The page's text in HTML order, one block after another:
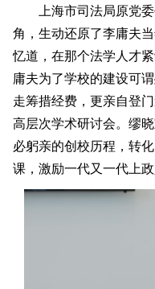
上海市司法局原党
角，生动还原了李庸夫
忆道，在那个法学人才
庸夫为了学校的建设可
走筹措经费，更亲自登
高层次学术研讨会。缪
必躬亲的创校历程，转
课，激励一代又一代上政